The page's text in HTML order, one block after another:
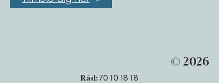
© 2026
Råd:70 10 18 18